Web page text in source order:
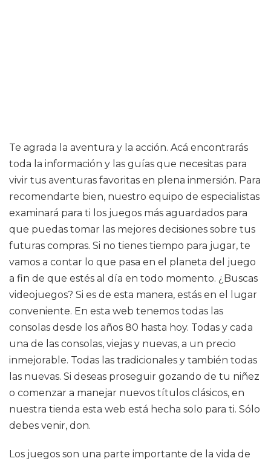
Te agrada la aventura y la acción. Acá encontrarás
toda la información y las guías que necesitas para
vivir tus aventuras favoritas en plena inmersión. Para
recomendarte bien, nuestro equipo de especialistas
examinará para ti los juegos más aguardados para
que puedas tomar las mejores decisiones sobre tus
futuras compras. Si no tienes tiempo para jugar, te
vamos a contar lo que pasa en el planeta del juego
a fin de que estés al día en todo momento. ¿Buscas
videojuegos? Si es de esta manera, estás en el lugar
conveniente. En esta web tenemos todas las
consolas desde los años 80 hasta hoy. Todas y cada
una de las consolas, viejas y nuevas, a un precio
inmejorable. Todas las tradicionales y también todas
las nuevas. Si deseas proseguir gozando de tu niñez
o comenzar a manejar nuevos títulos clásicos, en
nuestra tienda esta web está hecha solo para ti. Sólo
debes venir, don.
Los juegos son una parte importante de la vida de